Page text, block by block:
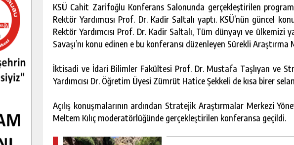
KSÜ Cahit Zarifoğlu Konferans Salonunda gerçekleştirilen
Rektör Yardımcısı Prof. Dr. Kadir Saltalı yaptı. KSÜ’nün güncel
Rektör Yardımcısı Prof. Dr. Kadir Saltalı, Tüm dünyayı ve ülkemizi
Savaşı’nı konu edinen e bu konferansı düzenleyen Sürekli
İktisadi ve İdari Bilimler Fakültesi Prof. Dr. Mustafa Taşlıyan ve
Yardımcısı Dr. Öğretim Üyesi Zümrüt Hatice Şekkeli de kısa birer
Açılış konuşmalarının ardından Stratejik Araştırmalar Merkezi
Meltem Kılıç moderatörlüğünde gerçekleştirilen konferansa geçildi.
GÜNLÜK HABER AKIŞI
GENÇLER PUSULA MARAŞ KAMPINDA
KEŞFETTI.